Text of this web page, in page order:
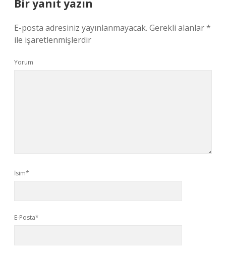
Bir yanıt yazın
E-posta adresiniz yayınlanmayacak. Gerekli alanlar*
ile işaretlenmişlerdir
Yorum
İsim*
E-Posta*